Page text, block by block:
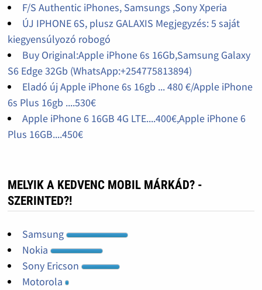
F/S Authentic iPhones, Samsungs ,Sony Xperia
ÚJ IPHONE 6S, plusz GALAXIS Megjegyzés: 5 saját
kiegyensúlyozó robogó
Buy Original:Apple iPhone 6s 16Gb,Samsung Galaxy
S6 Edge 32Gb (WhatsApp:+254775813894)
Eladó új Apple iPhone 6s 16gb ... 480 €/Apple iPhone
6s Plus 16gb ....530€
Apple iPhone 6 16GB 4G LTE....400€,Apple iPhone 6
Plus 16GB....450€
MELYIK A KEDVENC MOBIL MÁRKÁD? -
SZERINTED?!
Samsung
Nokia
Sony Ericson
Motorola